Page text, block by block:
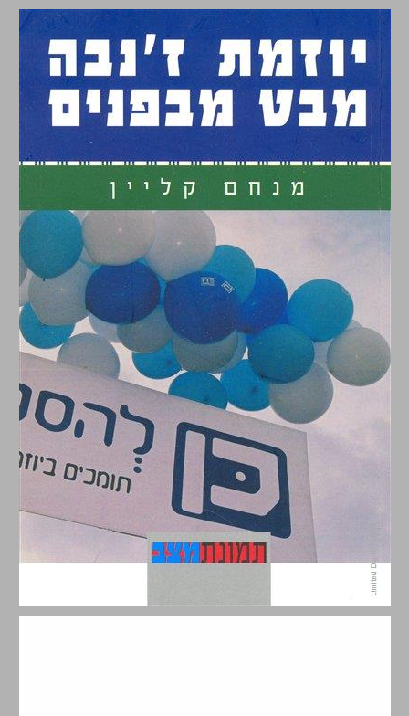
יוזמת ז'נבה מבט מבפנים ... 0